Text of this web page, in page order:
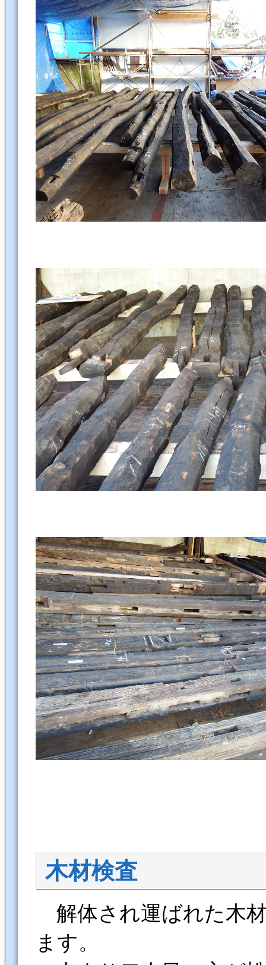
木材検査
解体され運ばれた木
ます。